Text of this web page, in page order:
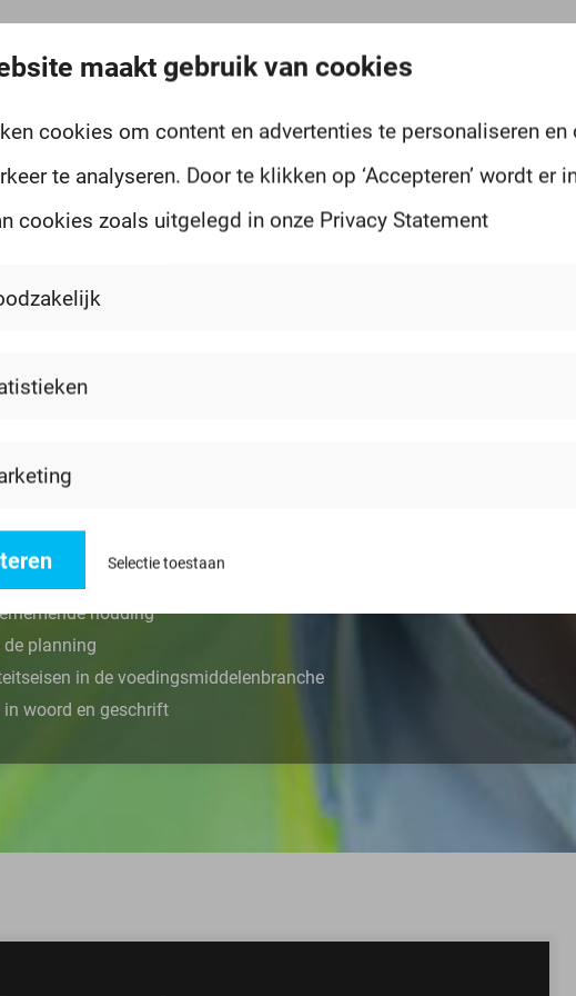
om zo veel mogelijk zoete momenten te
door het ontwikkelen en produceren van
en met een breed assortiment van ouderwetse
en mechanische storingen oplossen
besturingssystemen is een pré
houding
planning
in de voedingsmiddelenbranche
woord en geschrift
maakt gebruik van cookies
cookies om content en advertenties te personaliseren en
te analyseren. Door te klikken op ‘Accepteren’ wordt er
cookies zoals uitgelegd in onze Privacy Statement
Selectie toestaan